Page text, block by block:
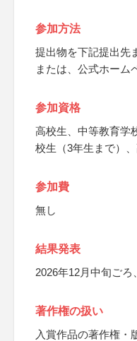
参加方法
提出物を下記提出先
または、公式ホーム
参加資格
高校生、中等教育学
校生（3年生まで）
参加費
無し
結果発表
2026年12月中旬ご
著作権の扱い
入賞作品の著作権・